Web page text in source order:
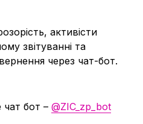
активісти
звітуванні та
через чат-бот.
чат бот – @ZIC_zp_bot